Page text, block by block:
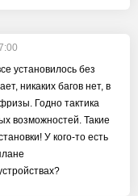
установилось без
никаких багов нет, в
Годно тактика
возможностей. Такие
У кого-то есть